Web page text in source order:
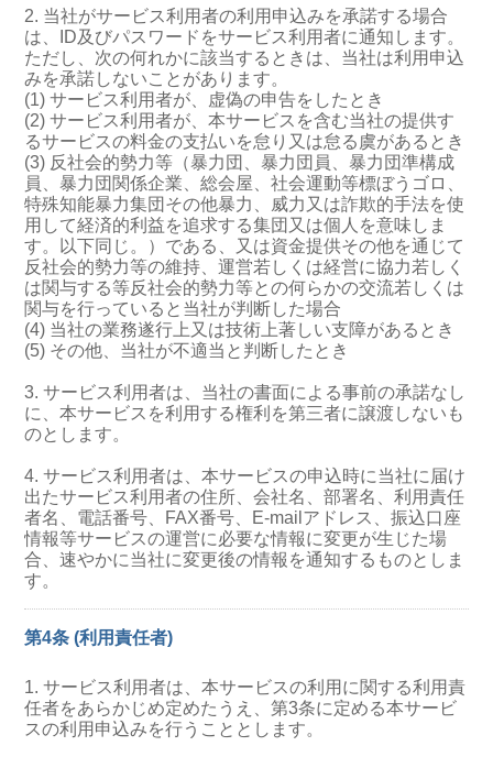
2. 当社がサービス利用者の利用申込みを承諾する場合
は、ID及びパスワードをサービス利用者に通知します。
ただし、次の何れかに該当するときは、当社は利用申込
みを承諾しないことがあります。
(1) サービス利用者が、虚偽の申告をしたとき
(2) サービス利用者が、本サービスを含む当社の提供す
るサービスの料金の支払いを怠り又は怠る虞があるとき
(3) 反社会的勢力等（暴力団、暴力団員、暴力団準構成
員、暴力団関係企業、総会屋、社会運動等標ぼうゴロ、
特殊知能暴力集団その他暴力、威力又は詐欺的手法を使
用して経済的利益を追求する集団又は個人を意味しま
す。以下同じ。）である、又は資金提供その他を通じて
反社会的勢力等の維持、運営若しくは経営に協力若しく
は関与する等反社会的勢力等との何らかの交流若しくは
関与を行っていると当社が判断した場合
(4) 当社の業務遂行上又は技術上著しい支障があるとき
(5) その他、当社が不適当と判断したとき
3. サービス利用者は、当社の書面による事前の承諾なし
に、本サービスを利用する権利を第三者に譲渡しないも
のとします。
4. サービス利用者は、本サービスの申込時に当社に届け
出たサービス利用者の住所、会社名、部署名、利用責任
者名、電話番号、FAX番号、E-mailアドレス、振込口座
情報等サービスの運営に必要な情報に変更が生じた場
合、速やかに当社に変更後の情報を通知するものとしま
す。
第4条 (利用責任者)
1. サービス利用者は、本サービスの利用に関する利用責
任者をあらかじめ定めたうえ、第3条に定める本サービ
スの利用申込みを行うこととします。